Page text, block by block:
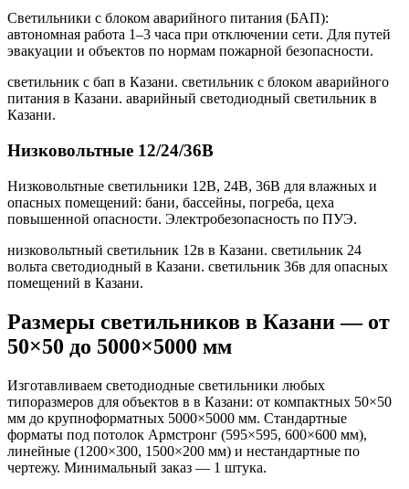
Светильники с блоком аварийного питания (БАП):
автономная работа 1–3 часа при отключении сети. Для путей
эвакуации и объектов по нормам пожарной безопасности.
светильник с бап в Казани. светильник с блоком аварийного
питания в Казани. аварийный светодиодный светильник в
Казани.
Низковольтные 12/24/36В
Низковольтные светильники 12В, 24В, 36В для влажных и
опасных помещений: бани, бассейны, погреба, цеха
повышенной опасности. Электробезопасность по ПУЭ.
низковольтный светильник 12в в Казани. светильник 24
вольта светодиодный в Казани. светильник 36в для опасных
помещений в Казани.
Размеры светильников в Казани— от
50×50 до 5000×5000 мм
Изготавливаем светодиодные светильники любых
типоразмеров для объектов в в Казани: от компактных 50×50
мм до крупноформатных 5000×5000 мм. Стандартные
форматы под потолок Армстронг (595×595, 600×600 мм),
линейные (1200×300, 1500×200 мм) и нестандартные по
чертежу. Минимальный заказ — 1 штука.